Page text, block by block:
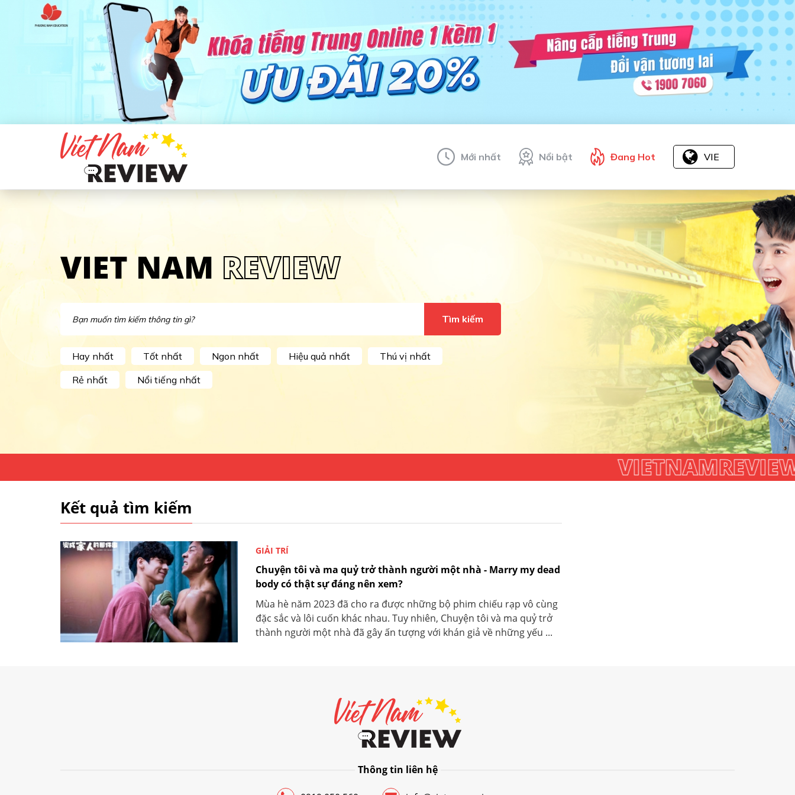
VIE
Mới nhất Nổi bật Đang Hot
VIET NAM REVIEW
Tìm kiếm
Hay nhất Tốt nhất Ngon nhất Hiệu quả nhất
Thú vị nhất
Rẻ nhất
Nổi tiếng nhất
VIETNAMREVIEW
Kết quả tìm kiếm
GIẢI TRÍ
Chuyện tôi và ma quỷ trở thành người một nhà - Marry my dead
body có thật sự đáng nên xem?
Mùa hè năm 2023 đã cho ra được những bộ phim chiếu rạp vô cùng
đặc sắc và lôi cuốn khác nhau. Tuy nhiên, Chuyện tôi và ma quỷ trở
thành người một nhà đã gây ấn tượng với khán giả về những yếu ...
Thông tin liên hệ